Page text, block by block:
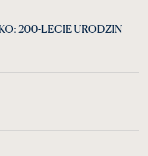
200-LECIE URODZIN